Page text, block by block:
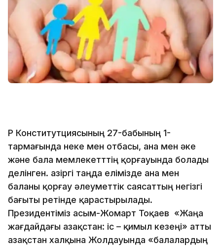
ҚР Конститутциясының 27-бабының 1-
тармағында неке мен отбасы, ана мен әке
және бала мемлекетттің қорғауында болады
делінген. Қазіргі таңда елімізде ана мен
баланы қорғау әлеуметтік саясаттың негізгі
бағыты ретінде қарастырылады.
Президентіміз Қасым-Жомарт Тоқаев «Жаңа
жағдайдағы Қазақстан: іс – қимыл кезеңі» атты
Қазақстан халқына Жолдауында «балалардың